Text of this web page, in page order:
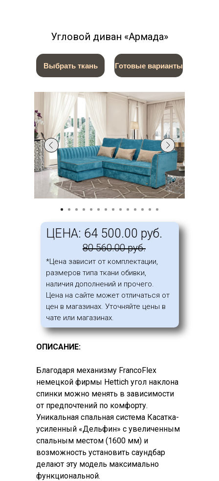
Угловой диван «Армада»
ОПИСАНИЕ:
Благодаря механизму FrancoFlex
немецкой фирмы Hettich угол наклона
спинки можно менять в зависимости
от предпочтений по комфорту.
Уникальная спальная система Касатка-
усиленный «Дельфин» с увеличенным
спальным местом (1600 мм) и
возможность установить саундбар
делают эту модель максимально
функциональной.
Выбрать ткань Готовые варианты
ЦЕНА: 64 500.00 руб.
*Цена зависит от комплектации,
размеров типа ткани обивки,
наличия дополнений и прочего.
Цена на сайте может отличаться от
цен в магазинах. Уточняйте цены в
чате или магазинах.
80 560.00 руб.